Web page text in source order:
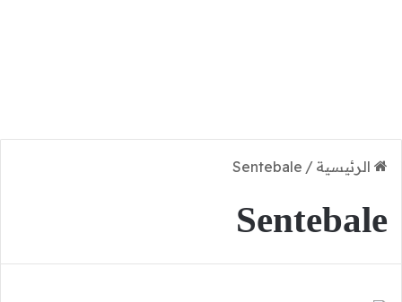
الرئيسية /
Sentebale
Sentebale